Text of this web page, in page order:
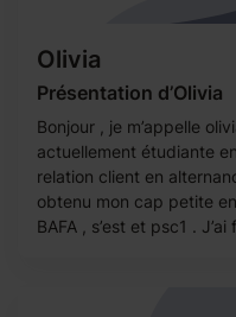
Olivia
Présentation d’Olivia
Bonjour , je m’appelle
actuellement étudiante
relation client en
obtenu mon cap petite
BAFA , s’est et psc1 .